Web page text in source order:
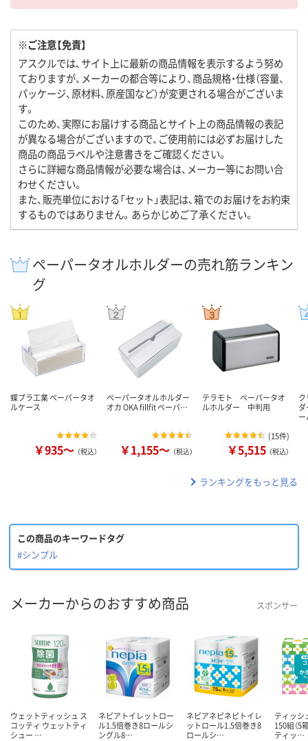
※ご注意【免責】
アスクルでは、サイト上に最新の商品情報を表示するよう努め
ておりますが、メーカーの都合等により、商品規格・仕様（容量、
パッケージ、原材料、原産国など）が変更される場合がございま
す。
このため、実際にお届けする商品とサイト上の商品情報の表記
が異なる場合がございますので、ご使用前には必ずお届けした
商品の商品ラベルや注意書きをご確認ください。
さらに詳細な商品情報が必要な場合は、メーカー等にお問い合
わせください。
また、販売単位における「セット」表記は、箱でのお届けをお約束
するものではありません。あらかじめご了承ください。
ペーパータオルホルダーの売れ筋ランキン
グ
蝶プラ工業 ペーパータオ
ルケース
￥935～ （税込）
ペーパータオルホルダー
オカ OKA fillfit ペーパ…
￥1,155～ （税込）
テラモト ペーパータオ
ルホルダー 中判用
(15件)
￥5,515 （税込）
ランキングをもっと見る
この商品のキーワードタグ
#シンプル
メーカーからのおすすめ商品 スポンサー
ウェットティッシュ ス
コッティ ウェットティ
シュー …
ネピアトイレットロー
ル1.5倍巻き8ロールシ
ングル8…
ネピアネピネピトイレ
ットロール1.5倍巻き8
ロールシ…
ティッシ
150組（5
ティッ…